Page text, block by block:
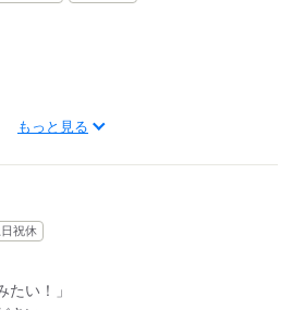
3日～）となります。
相談ください～
働きたい」など
ご案内致します！
もっと見る
祝休
たい！」